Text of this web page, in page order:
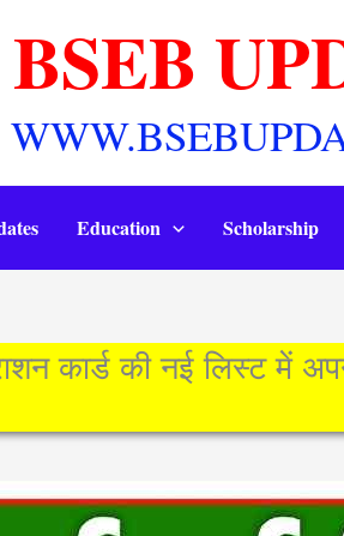
BSEB
Education Scholarship
कार्ड की नई लिस्ट में